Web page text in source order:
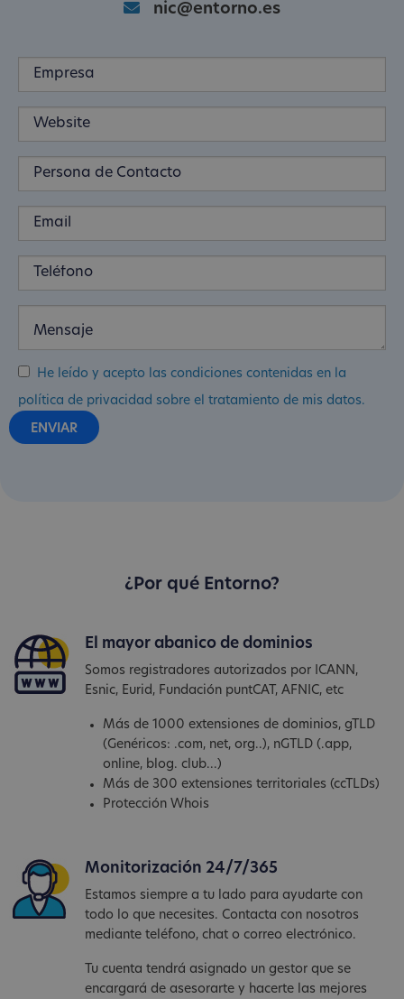
nic@entorno.es
He leído y acepto las condiciones contenidas en la
política de privacidad sobre el tratamiento de mis datos.
¿Por qué Entorno?
El mayor abanico de dominios
Somos registradores autorizados por ICANN,
Esnic, Eurid, Fundación puntCAT, AFNIC, etc
Más de 1000 extensiones de dominios, gTLD
(Genéricos: .com, net, org..), nGTLD (.app,
online, blog. club...)
Más de 300 extensiones territoriales (ccTLDs)
Protección Whois
Monitorización 24/7/365
Estamos siempre a tu lado para ayudarte con
todo lo que necesites. Contacta con nosotros
mediante teléfono, chat o correo electrónico.
Tu cuenta tendrá asignado un gestor que se
encargará de asesorarte y hacerte las mejores